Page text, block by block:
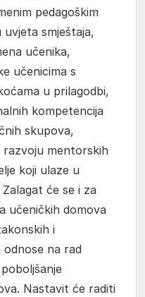
pedagoškim
smještaja,
učenika,
učenicima s
u prilagodbi,
kompetencija
skupova,
razvoju mentorskih
koji ulaze u
će se i za
učeničkih domova
i
na rad
Nastavit će raditi